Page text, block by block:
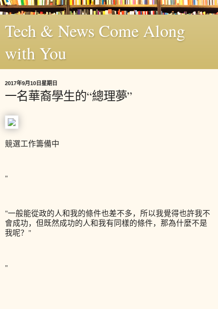
Tech & News Come Along
with You
2017年9月10日星期日
一名華裔學生的“總理夢”
競選工作籌備中
"
"一般能從政的人和我的條件也差不多，所以我覺得也許我不
會成功，但既然成功的人和我有同樣的條件，那為什麼不是
我呢？"
"